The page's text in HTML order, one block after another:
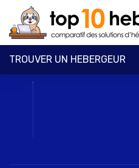
TROUVER UN HEBERGEUR